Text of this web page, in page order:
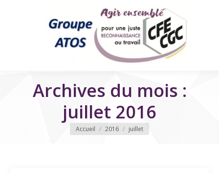
Archives du mois :
juillet 2016
Vous êtes ici
Accueil 2016 juillet